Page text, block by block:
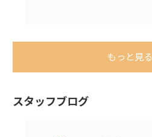
もっと見る
スタッフブログ